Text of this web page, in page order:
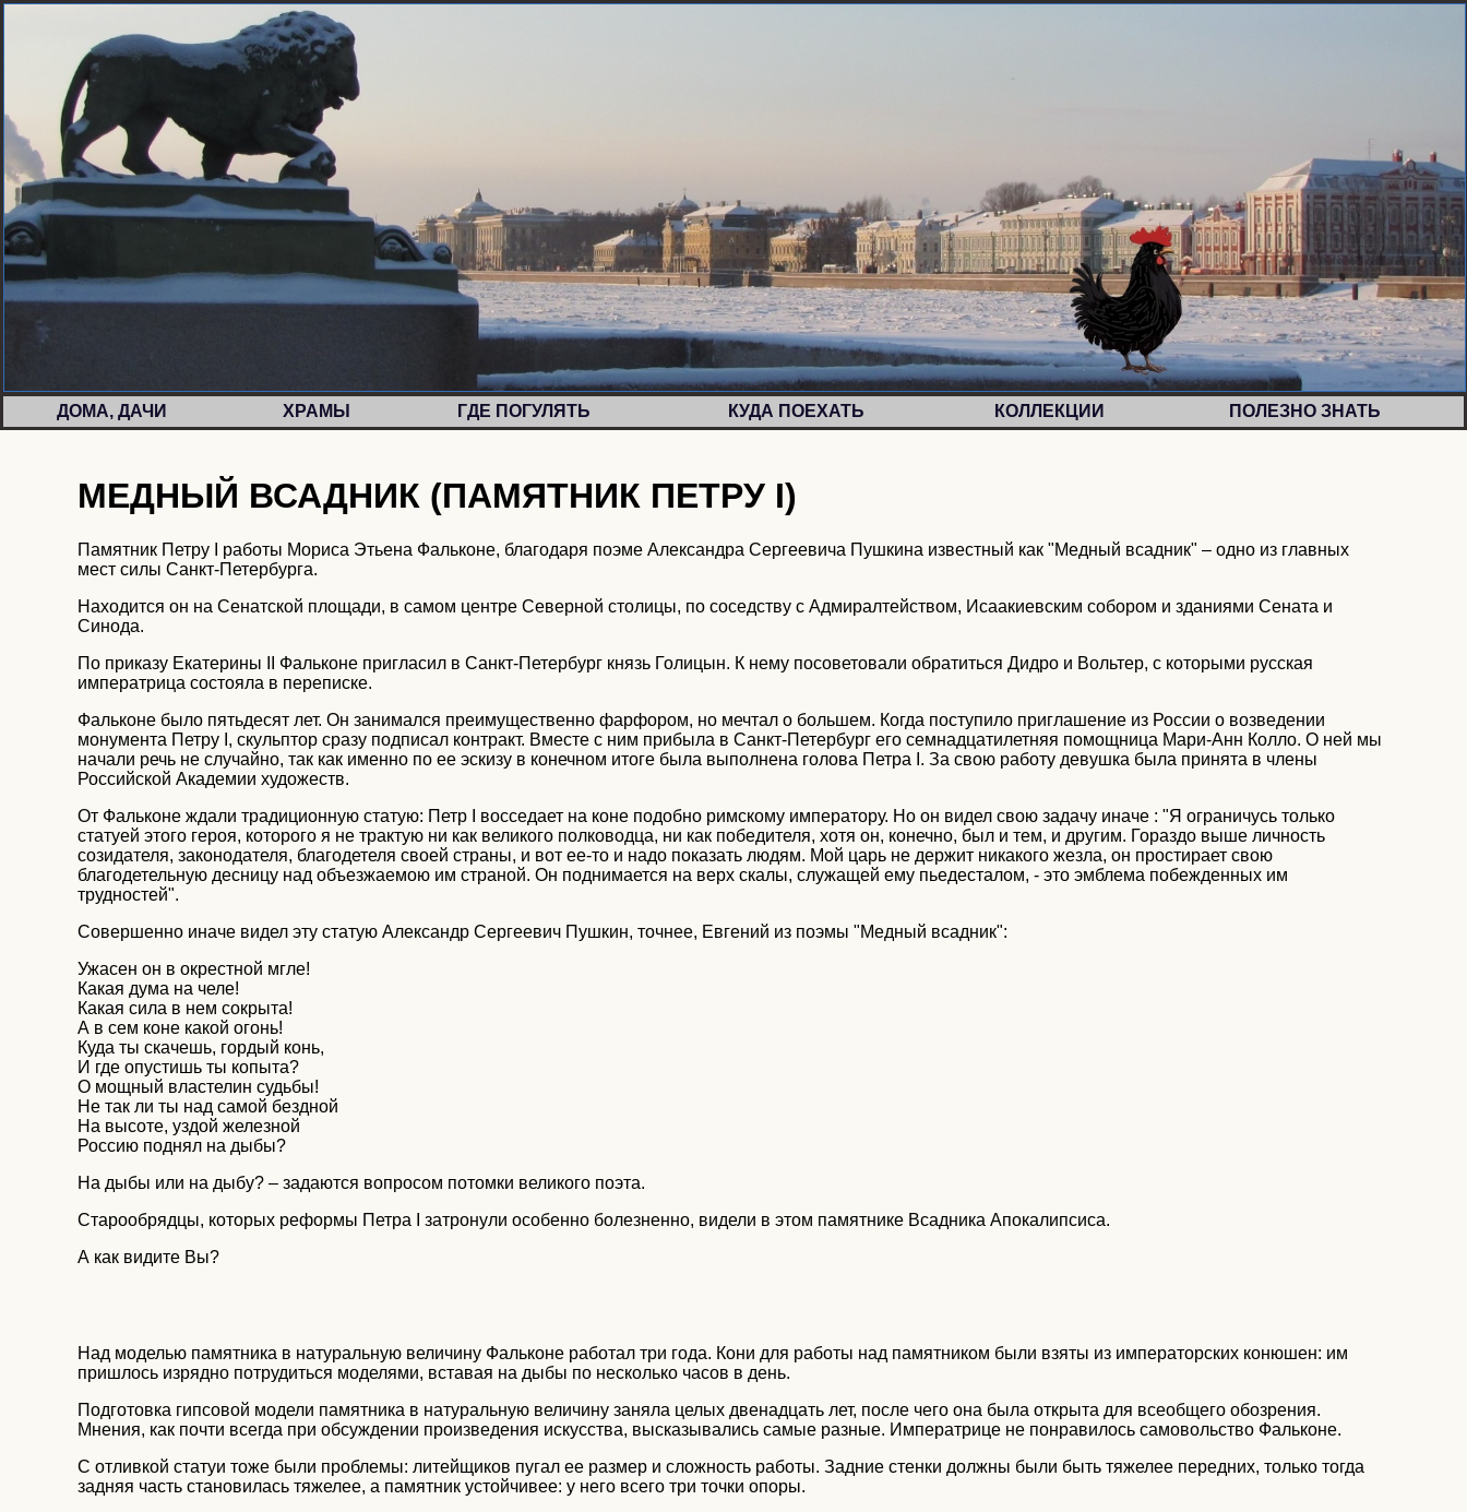
ДОМА, ДАЧИ ХРАМЫ ГДЕ ПОГУЛЯТЬ КУДА ПОЕХАТЬ КОЛЛЕКЦИИ ПОЛЕЗНО ЗНАТЬ
МЕДНЫЙ ВСАДНИК (ПАМЯТНИК ПЕТРУ I)
Памятник Петру I работы Мориса Этьена Фальконе, благодаря поэме Александра Сергеевича Пушкина известный как "Медный всадник" – одно из главных
мест силы Санкт-Петербурга.
Находится он на Сенатской площади, в самом центре Северной столицы, по соседству с Адмиралтейством, Исаакиевским собором и зданиями Сената и
Синода.
По приказу Екатерины II Фальконе пригласил в Санкт-Петербург князь Голицын. К нему посоветовали обратиться Дидро и Вольтер, с которыми русская
императрица состояла в переписке.
Фальконе было пятьдесят лет. Он занимался преимущественно фарфором, но мечтал о большем. Когда поступило приглашение из России о возведении
монумента Петру I, скульптор сразу подписал контракт. Вместе с ним прибыла в Санкт-Петербург его семнадцатилетняя помощница Мари-Анн Колло. О ней мы
начали речь не случайно, так как именно по ее эскизу в конечном итоге была выполнена голова Петра I. За свою работу девушка была принята в члены
Российской Академии художеств.
От Фальконе ждали традиционную статую: Петр I восседает на коне подобно римскому императору. Но он видел свою задачу иначе : "Я ограничусь только
статуей этого героя, которого я не трактую ни как великого полководца, ни как победителя, хотя он, конечно, был и тем, и другим. Гораздо выше личность
созидателя, законодателя, благодетеля своей страны, и вот ее-то и надо показать людям. Мой царь не держит никакого жезла, он простирает свою
благодетельную десницу над объезжаемою им страной. Он поднимается на верх скалы, служащей ему пьедесталом, - это эмблема побежденных им
трудностей".
Совершенно иначе видел эту статую Александр Сергеевич Пушкин, точнее, Евгений из поэмы "Медный всадник":
Ужасен он в окрестной мгле!
Какая дума на челе!
Какая сила в нем сокрыта!
А в сем коне какой огонь!
Куда ты скачешь, гордый конь,
И где опустишь ты копыта?
О мощный властелин судьбы!
Не так ли ты над самой бездной
На высоте, уздой железной
Россию поднял на дыбы?
На дыбы или на дыбу? – задаются вопросом потомки великого поэта.
Старообрядцы, которых реформы Петра I затронули особенно болезненно, видели в этом памятнике Всадника Апокалипсиса.
А как видите Вы?
Над моделью памятника в натуральную величину Фальконе работал три года. Кони для работы над памятником были взяты из императорских конюшен: им
пришлось изрядно потрудиться моделями, вставая на дыбы по несколько часов в день.
Подготовка гипсовой модели памятника в натуральную величину заняла целых двенадцать лет, после чего она была открыта для всеобщего обозрения.
Мнения, как почти всегда при обсуждении произведения искусства, высказывались самые разные. Императрице не понравилось самовольство Фальконе.
С отливкой статуи тоже были проблемы: литейщиков пугал ее размер и сложность работы. Задние стенки должны были быть тяжелее передних, только тогда
задняя часть становилась тяжелее, а памятник устойчивее: у него всего три точки опоры.